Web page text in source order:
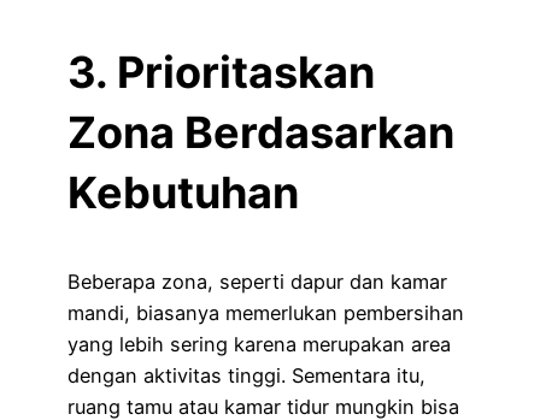
3. Prioritaskan
Zona Berdasarkan
Kebutuhan
Beberapa zona, seperti dapur dan kamar
mandi, biasanya memerlukan pembersihan
yang lebih sering karena merupakan area
dengan aktivitas tinggi. Sementara itu,
ruang tamu atau kamar tidur mungkin bisa